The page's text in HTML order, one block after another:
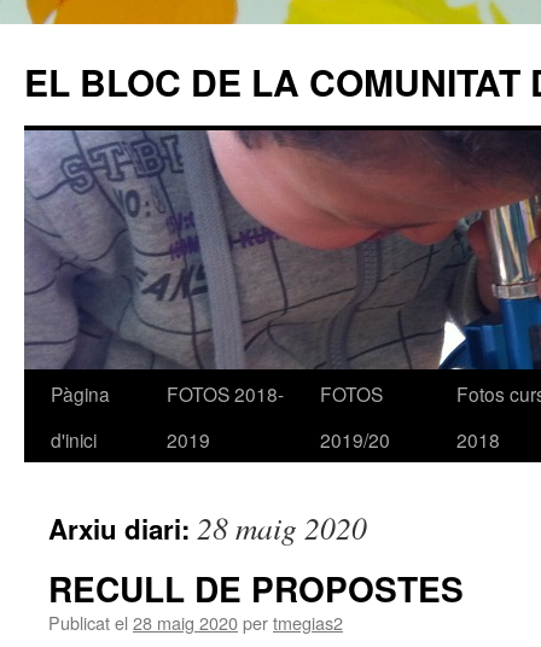
EL BLOC DE LA COMUNITAT
Vés
Pàgina
d'inici
FOTOS 2018-
2019
FOTOS
2019/20
Fotos
2018
Arxiu diari: 28 maig 2020
RECULL DE PROPOSTES
Publicat el 28 maig 2020pertmegias2